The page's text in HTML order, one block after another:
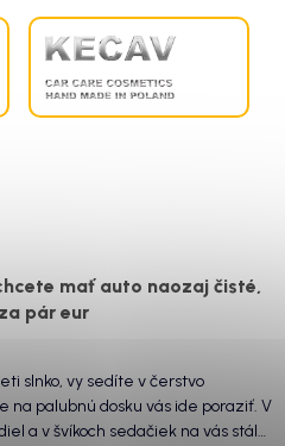
mať auto naozaj čisté,
pár eur
slnko, vy sedíte v čerstvo
na palubnú dosku vás ide poraziť. V
a v švíkoch sedačiek na vás stále